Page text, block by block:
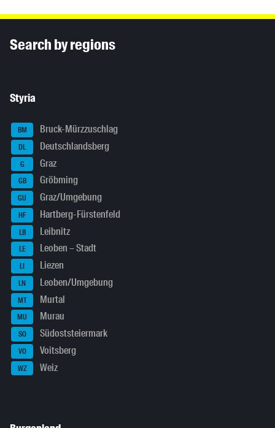
Search by regions
Styria
BM Bruck-Mürzzuschlag
DL Deutschlandsberg
G Graz
GB Gröbming
GU Graz/Umgebung
HF Hartberg-Fürstenfeld
LB Leibnitz
LE Leoben – Stadt
LI Liezen
LN Leoben/Umgebung
MT Murtal
MU Murau
SO Südoststeiermark
VO Voitsberg
WZ Weiz